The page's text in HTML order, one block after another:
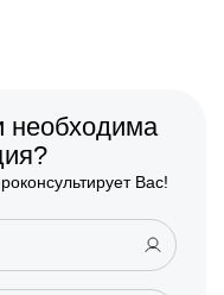
необходима
Вас!